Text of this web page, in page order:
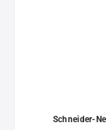
Schneider-